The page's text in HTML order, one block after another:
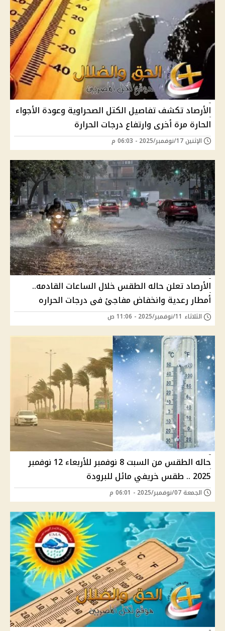
الأرصاد تكشف تفاصيل الكتل الصحراوية وعودة الأجواء
الحارة مرة أخرى وارتفاع درجات الحرارة
الإثنين 17/نوفمبر/2025 - 06:03 م
الأرصاد تعلن حاله الطقس خلال الساعات القادمه..
أمطار رعدية وانخفاض مفاجئ فى درجات الحراره
الثلاثاء 11/نوفمبر/2025 - 11:06 ص
حاله الطقس من السبت 8 نوفمبر للأربعاء 12 نوفمبر
2025 .. طقس خريفي مائل للبرودة
الجمعة 07/نوفمبر/2025 - 06:01 م